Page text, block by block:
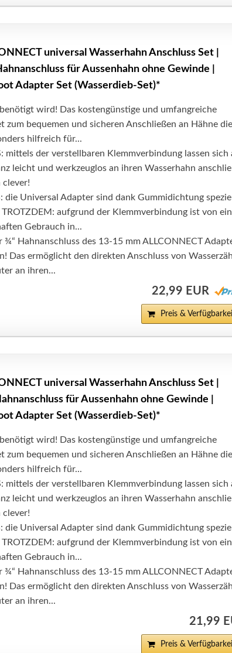
universal Wasserhahn Anschluss Set |
für Aussenhahn ohne Gewinde |
Adapter Set (Wasserdieb-Set)*
wird! Das kostengünstige und umfangreiche
zum bequemen und sicheren Anschließen an Hähne die
hilfreich für...
mittels der verstellbaren Klemmverbindung lassen sich
leicht und werkzeuglos an ihren Wasserhahn
clever!
die Universal Adapter sind dank Gummidichtung
aufgrund der Klemmverbindung ist von
Gebrauch in...
¾“ Hahnanschluss des 13-15 mm ALLCONNECT
Das ermöglicht den direkten Anschluss von
an ihren...
22,99 EUR
Preis &
universal Wasserhahn Anschluss Set |
für Aussenhahn ohne Gewinde |
Adapter Set (Wasserdieb-Set)*
wird! Das kostengünstige und umfangreiche
zum bequemen und sicheren Anschließen an Hähne die
hilfreich für...
mittels der verstellbaren Klemmverbindung lassen sich
leicht und werkzeuglos an ihren Wasserhahn
clever!
die Universal Adapter sind dank Gummidichtung
aufgrund der Klemmverbindung ist von
Gebrauch in...
¾“ Hahnanschluss des 13-15 mm ALLCONNECT
Das ermöglicht den direkten Anschluss von
an ihren...
21,99
Preis &